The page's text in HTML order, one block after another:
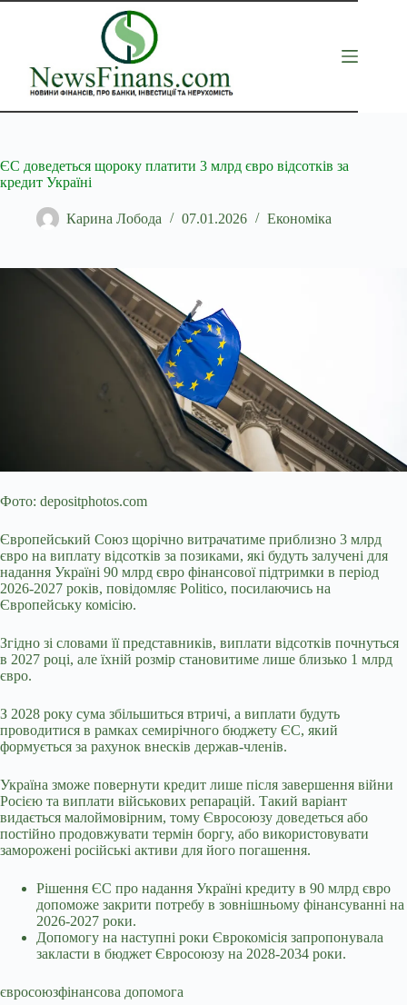
Перейти
ЄС доведеться щороку платити 3 млрд євро відсотків за
кредит Україні
Карина Лобода 07.01.2026 Економіка
Фото: depositphotos.com
Європейський Союз щорічно витрачатиме приблизно 3 млрд
євро на виплату відсотків за позиками, які будуть залучені для
надання Україні 90 млрд євро фінансової підтримки в період
2026-2027 років, повідомляє Politico, посилаючись на
Європейську комісію.
Згідно зі словами її представників, виплати відсотків почнуться
в 2027 році, але їхній розмір становитиме лише близько 1 млрд
євро.
З 2028 року сума збільшиться втричі, а виплати будуть
проводитися в рамках семирічного бюджету ЄС, який
формується за рахунок внесків держав-членів.
Україна зможе повернути кредит лише після завершення війни
Росією та виплати військових репарацій. Такий варіант
видається малоймовірним, тому Євросоюзу доведеться або
постійно продовжувати термін боргу, або використовувати
заморожені російські активи для його погашення.
Рішення ЄС про надання Україні кредиту в 90 млрд євро
допоможе закрити потребу в зовнішньому фінансуванні на
2026-2027 роки.
Допомогу на наступні роки Єврокомісія запропонувала
закласти в бюджет Євросоюзу на 2028-2034 роки.
євросоюзфінансова допомога